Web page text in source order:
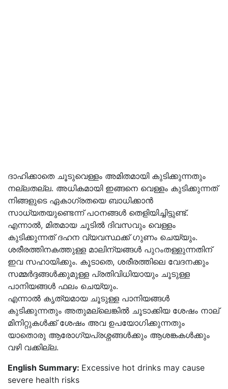
ദാഹിക്കാതെ ചൂടുവെള്ളം അമിതമായി കുടിക്കുന്നതും
നല്ലതല്ല. അധികമായി ഇങ്ങനെ വെള്ളം കുടിക്കുന്നത്
നിങ്ങളുടെ ഏകാഗ്രതയെ ബാധിക്കാൻ
സാധ്യതയുണ്ടെന്ന് പഠനങ്ങൾ തെളിയിച്ചിട്ടുണ്ട്.
എന്നാൽ, മിതമായ ചൂടിൽ ദിവസവും വെള്ളം
കുടിക്കുന്നത് ദഹന വ്യവസ്ഥക്ക് ഗുണം ചെയ്യും.
ശരീരത്തിനകത്തുള്ള മാലിന്യങ്ങൾ പുറംതള്ളുന്നതിന്
ഇവ സഹായിക്കും. കൂടാതെ, ശരീരത്തിലെ വേദനക്കും
സമ്മർദ്ദങ്ങൾക്കുമുള്ള പ്രതിവിധിയായും ചൂടുള്ള
പാനിയങ്ങൾ ഫലം ചെയ്യും.
എന്നാൽ കൃത്യമായ ചൂടുള്ള പാനിയങ്ങൾ
കുടിക്കുന്നതും അതുമല്ലെങ്കിൽ ചൂടാക്കിയ ശേഷം നാല്
മിനിറ്റുകൾക്ക് ശേഷം അവ ഉപയോഗിക്കുന്നതും
യാതൊരു ആരോഗ്യപ്രശ്നങ്ങൾക്കും ആശങ്കകൾക്കും
വഴി വക്കില്ല.
English Summary: Excessive hot drinks may cause
severe health risks